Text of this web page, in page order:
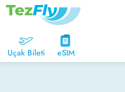
Uçak Bileti eSIM